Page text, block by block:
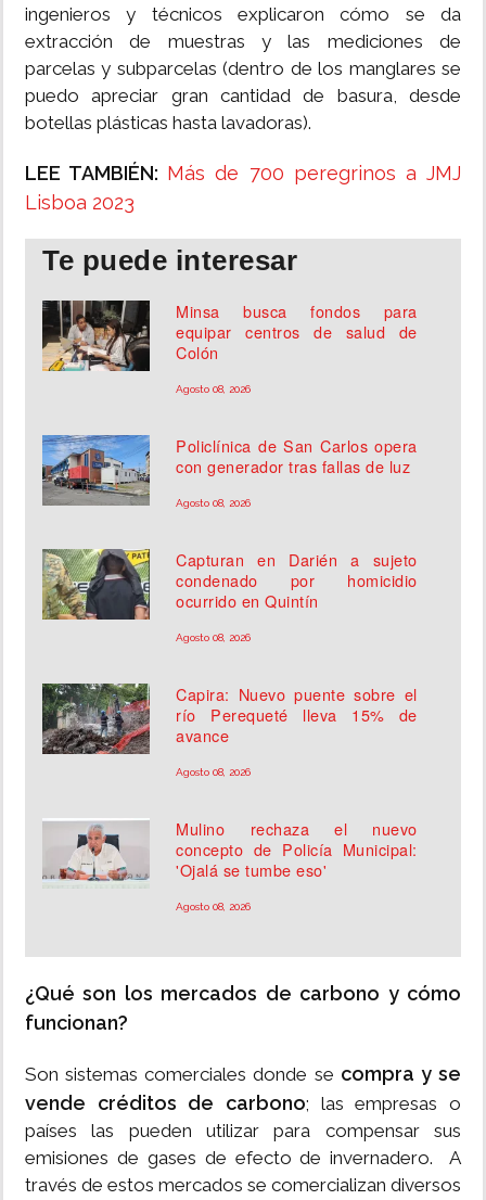
ingenieros y técnicos explicaron cómo se da
extracción de muestras y las mediciones de
parcelas y subparcelas (dentro de los manglares se
puedo apreciar gran cantidad de basura, desde
botellas plásticas hasta lavadoras).
LEE TAMBIÉN: Más de 700 peregrinos a JMJ
Lisboa 2023
Te puede interesar
Minsa busca fondos para
equipar centros de salud de
Colón
Agosto 08, 2026
Policlínica de San Carlos opera
con generador tras fallas de luz
Agosto 08, 2026
Capturan en Darién a sujeto
condenado por homicidio
ocurrido en Quintín
Agosto 08, 2026
Capira: Nuevo puente sobre el
río Perequeté lleva 15% de
avance
Agosto 08, 2026
Mulino rechaza el nuevo
concepto de Policía Municipal:
'Ojalá se tumbe eso'
Agosto 08, 2026
¿Qué son los mercados de carbono y cómo
funcionan?
Son sistemas comerciales donde se compra y se
vende créditos de carbono; las empresas o
países las pueden utilizar para compensar sus
emisiones de gases de efecto de invernadero. A
través de estos mercados se comercializan diversos